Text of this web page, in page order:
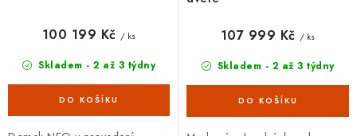
Skladem - 2 až 3 týdny
100 199 Kč / ks
Skladem - 2 až 3 týdny
107 999 Kč / ks